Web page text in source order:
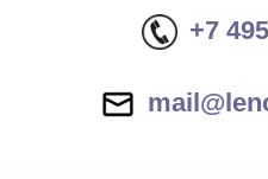
+7